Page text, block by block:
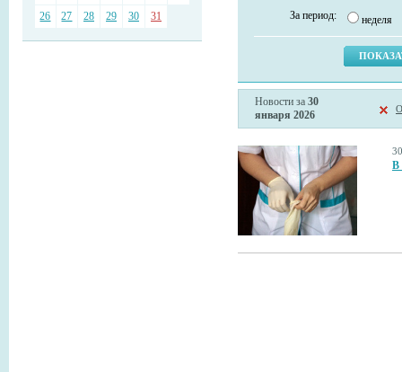
26
27 28 29 30 31 За период: неделя
Новости за 30
января 2026
В